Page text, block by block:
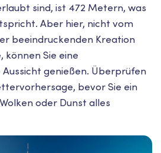
sind, ist 472 Metern, was
Aber hier, nicht vom
beeindruckenden Kreation
können Sie eine
genießen. Überprüfen
bevor Sie ein
oder Dunst alles